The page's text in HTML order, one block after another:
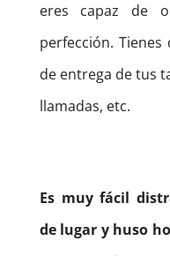
eres capaz de
perfección.
de entrega de tus
llamadas, etc.
Es muy fácil
de lugar y huso